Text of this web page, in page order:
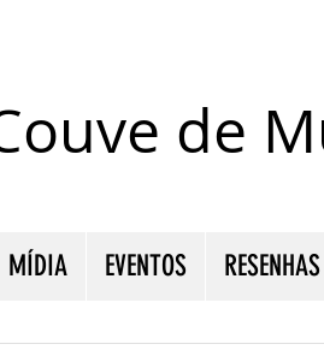
de
MÍDIA EVENTOS RESENHAS